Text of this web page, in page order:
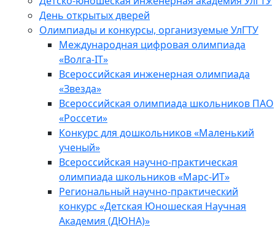
День открытых дверей
Олимпиады и конкурсы, организуемые УлГТУ
Международная цифровая олимпиада
«Волга-IT»
Всероссийская инженерная олимпиада
«Звезда»
Всероссийская олимпиада школьников ПАО
«Россети»
Конкурс для дошкольников «Маленький
ученый»
Всероссийская научно-практическая
олимпиада школьников «Марс-ИТ»
Региональный научно-практический
конкурс «Детская Юношеская Научная
Академия (ДЮНА)»